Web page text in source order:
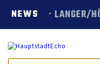
NEWS LANGER/